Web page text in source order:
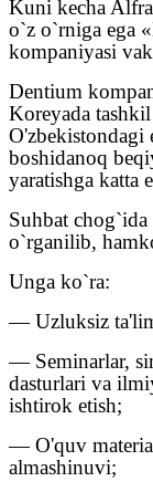
Kuni kecha
o`z o`rniga ega
kompaniyasi
Dentium
Koreyada
boshidanoq
yaratishga katta
Suhbat
o`rganilib,
Unga ko`ra:
— Uzluksiz
— Seminarlar,
dasturlari va
ishtirok etish;
— O'quv
almashinuvi;